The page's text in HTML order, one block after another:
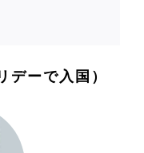
ーで入国）